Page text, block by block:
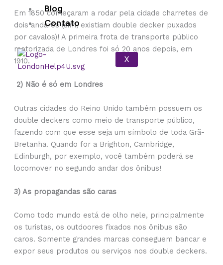
Blog
Contato
X
Em 1850 começaram a rodar pela cidade charretes de
dois andares (sim, existiam double decker puxados
por cavalos)! A primeira frota de transporte público
motorizada de Londres foi só 20 anos depois, em
1910.
2) Não é só em Londres
Outras cidades do Reino Unido também possuem os
double deckers como meio de transporte público,
fazendo com que esse seja um símbolo de toda Grã-
Bretanha. Quando for a Brighton, Cambridge,
Edinburgh, por exemplo, você também poderá se
locomover no segundo andar dos ônibus!
3) As propagandas são caras
Como todo mundo está de olho nele, principalmente
os turistas, os outdoores fixados nos ônibus são
caros. Somente grandes marcas conseguem bancar e
expor seus produtos ou serviços nos double deckers.